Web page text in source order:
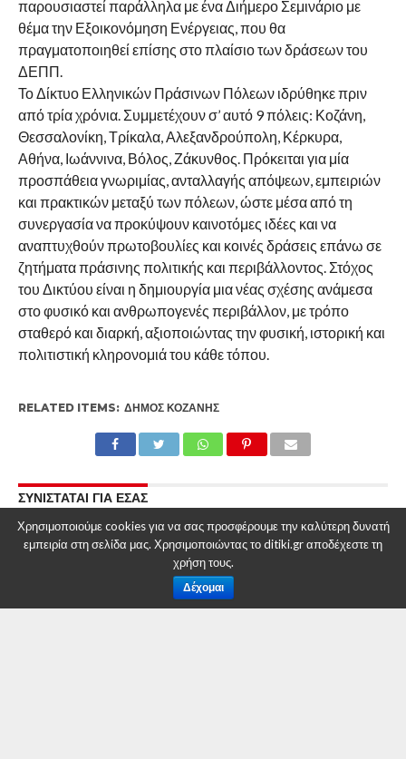
παρουσιαστεί παράλληλα με ένα Διήμερο Σεμινάριο με
θέμα την Εξοικονόμηση Ενέργειας, που θα
πραγματοποιηθεί επίσης στο πλαίσιο των δράσεων του
ΔΕΠΠ.
Το Δίκτυο Ελληνικών Πράσινων Πόλεων ιδρύθηκε πριν
από τρία χρόνια. Συμμετέχουν σ’ αυτό 9 πόλεις: Κοζάνη,
Θεσσαλονίκη, Τρίκαλα, Αλεξανδρούπολη, Κέρκυρα,
Αθήνα, Ιωάννινα, Βόλος, Ζάκυνθος. Πρόκειται για μία
προσπάθεια γνωριμίας, ανταλλαγής απόψεων, εμπειριών
και πρακτικών μεταξύ των πόλεων, ώστε μέσα από τη
συνεργασία να προκύψουν καινοτόμες ιδέες και να
αναπτυχθούν πρωτοβουλίες και κοινές δράσεις επάνω σε
ζητήματα πράσινης πολιτικής και περιβάλλοντος. Στόχος
του Δικτύου είναι η δημιουργία μια νέας σχέσης ανάμεσα
στο φυσικό και ανθρωπογενές περιβάλλον, με τρόπο
σταθερό και διαρκή, αξιοποιώντας την φυσική, ιστορική και
πολιτιστική κληρονομιά του κάθε τόπου.
RELATED ITEMS: ΔΉΜΟΣ ΚΟΖΆΝΗΣ
ΣΥΝΙΣΤΑΤΑΙ ΓΙΑ ΕΣΑΣ
Δήμος Κοζάνης: Τα φετινά SourdGames θα
πραγματοποιηθούν την Πέμπτη 27
Φεβρουαρίου 2025
Χρησιμοποιούμε cookies για να σας προσφέρουμε την καλύτερη δυνατή
εμπειρία στη σελίδα μας. Χρησιμοποιώντας το ditiki.gr αποδέχεστε τη
χρήση τους.
Δέχομαι